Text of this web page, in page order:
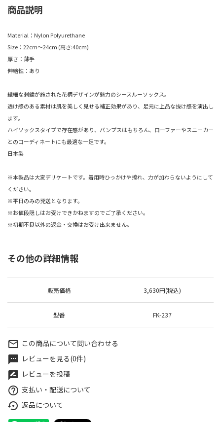
商品説明
Material：Nylon Polyurethane
Size：22cm～24cm (高さ:40cm)
厚さ：薄手
伸縮性：あり
繊細な刺繍が施された花柄デザインが魅力のシースルーソックス。
透け感のある素材は肌を美しく見せる補正効果があり、足元に上品な抜け感を演出し
ます。
ハイソックスタイプで存在感があり、パンプスはもちろん、ローファーやスニーカー
とのコーディネートにも最適な一足です。
日本製
※本製品は大変デリケートです。着用時ひっかけや擦れ、力が加わらないようにして
ください。
※平日のみの発送となります。
※お値段隠しはお受けできかねますのでご了承ください。
※初期不良以外の返金・交換はお受け出来ません。
その他の詳細情報
販売価格 3,630円(税込)
型番 FK-237
mail_outline この商品について問い合わせる
textsms レビューを見る(0件)
rate_review レビューを投稿
help_outline 支払い・配送について
settings_backup_restore 返品について